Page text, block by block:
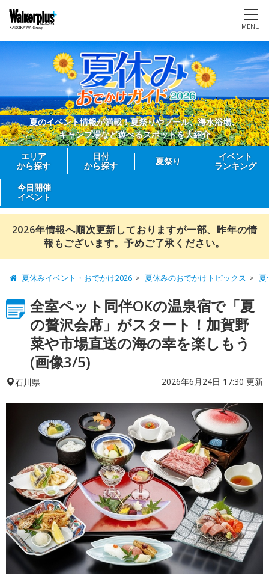
MENU
夏のイベント情報が満載！夏祭りやプール、海水浴場、
キャンプ場など遊べるスポットを大紹介
エリア
から探す
日付
から探す
夏祭り
イベント
ランキング
今日開催
イベント
2026年情報へ順次更新しておりますが一部、昨年の情
報もございます。予めご了承ください。
夏休みイベント・おでかけ2026 夏休みのおでかけトピックス 夏
全室ペット同伴OKの温泉宿で「夏
の贅沢会席」がスタート！加賀野
菜や市場直送の海の幸を楽しもう
(画像3/5)
石川県 2026年6月24日 17:30 更新